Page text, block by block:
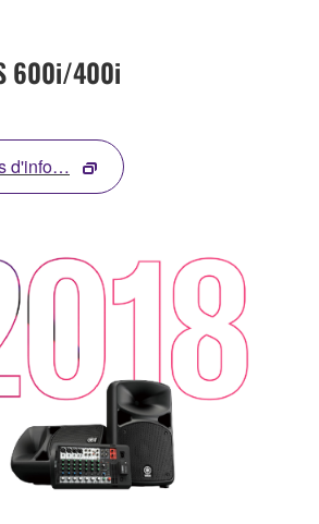
600i/400i
d'info…